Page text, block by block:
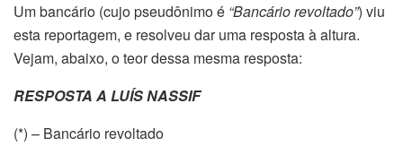
Um bancário (cujo pseudônimo é “Bancário revoltado”) viu
esta reportagem, e resolveu dar uma resposta à altura.
Vejam, abaixo, o teor dessa mesma resposta:
RESPOSTA A LUÍS NASSIF
(*) – Bancário revoltado